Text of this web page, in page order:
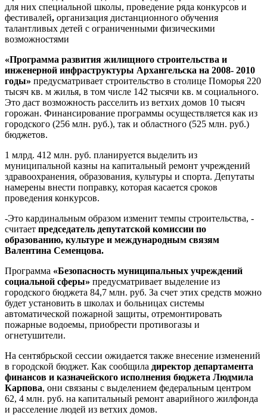
для них специальной школы, проведение ряда конкурсов и
фестивалей, организация дистанционного обучения
талантливых детей с ограниченными физическими
возможностями
«Программа развития жилищного строительства и
инженерной инфраструктуры Архангельска на 2008- 2010
годы» предусматривает строительство в столице Поморья 220
тысяч кв. м жилья, в том числе 142 тысячи кв. м социального.
Это даст возможность расселить из ветхих домов 10 тысяч
горожан. Финансирование программы осуществляется как из
городского (256 млн. руб.), так и областного (525 млн. руб.)
бюджетов.
1 млрд. 412 млн. руб. планируется выделить из
муниципальной казны на капитальный ремонт учреждений
здравоохранения, образования, культуры и спорта. Депутаты
намерены внести поправку, которая касается сроков
проведения конкурсов.
-Это кардинальным образом изменит темпы строительства, -
считает председатель депутатской комиссии по
образованию, культуре и международным связям
Валентина Семенцова.
Программа «Безопасность муниципальных учреждений
социальной сферы» предусматривает выделение из
городского бюджета 84,7 млн. руб. За счет этих средств можно
будет установить в школах и больницах системы
автоматической пожарной защиты, отремонтировать
пожарные водоемы, приобрести противогазы и
огнетушители.
На сентябрьской сессии ожидается также внесение изменений
в городской бюджет. Как сообщила директор департамента
финансов и казначейского исполнения бюджета Людмила
Карпова, они связаны с выделением федеральным центром
62, 4 млн. руб. на капитальный ремонт аварийного жилфонда
и расселение людей из ветхих домов.